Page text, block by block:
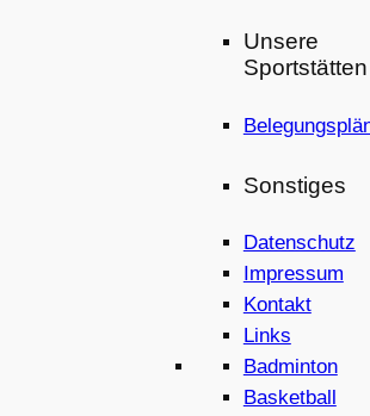
Unsere
Sportstätten
Sonstiges
Datenschutz
Impressum
Kontakt
Links
Badminton
Basketball